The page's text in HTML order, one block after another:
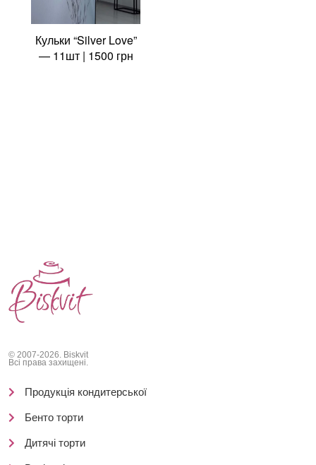
Кульки “Silver Love”
— 11шт | 1500 грн
© 2007-2026. Biskvit
Всі права захищені.
Продукція кондитерської
Бенто торти
Дитячі торти